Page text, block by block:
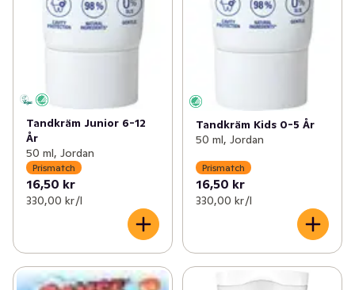
Tandkräm Junior 6-12
År
50 ml, Jordan
Prismatch
16,50 kr
330,00 kr /l
Tandkräm Kids 0-5 År
50 ml, Jordan
Prismatch
16,50 kr
330,00 kr /l